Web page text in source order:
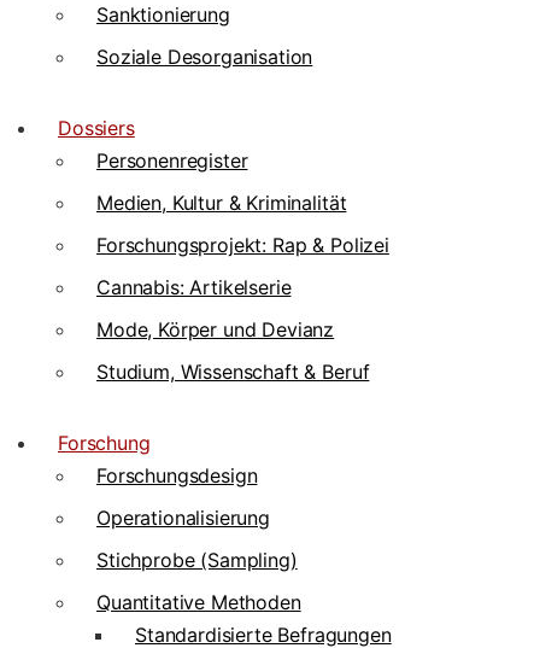
Sanktionierung
Soziale Desorganisation
Dossiers
Personenregister
Medien, Kultur & Kriminalität
Forschungsprojekt: Rap & Polizei
Cannabis: Artikelserie
Mode, Körper und Devianz
Studium, Wissenschaft & Beruf
Forschung
Forschungsdesign
Operationalisierung
Stichprobe (Sampling)
Quantitative Methoden
Standardisierte Befragungen